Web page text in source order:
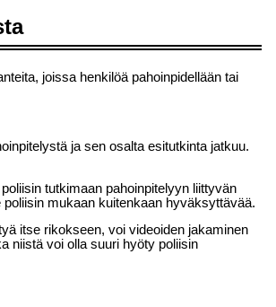
joissa henkilöä pahoinpidellään tai
ja sen osalta esitutkinta jatkuu.
tutkimaan pahoinpitelyyn liittyvän
mukaan kuitenkaan hyväksyttävää.
itse rikokseen, voi videoiden jakaminen
niistä voi olla suuri hyöty poliisin